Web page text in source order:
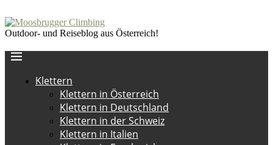
Outdoor- und Reiseblog aus Österreich!
Klettern
Klettern in Österreich
Klettern in Deutschland
Klettern in der Schweiz
Klettern in Italien